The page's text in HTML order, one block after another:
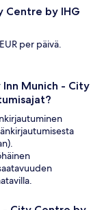
Centre by IHG
per päivä.
Munich - City